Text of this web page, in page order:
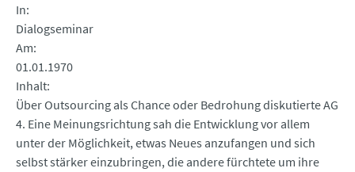
In
Dialogseminar
Am
01.01.1970
Inhalt
Über Outsourcing als Chance oder Bedrohung diskutierte AG
4. Eine Meinungsrichtung sah die Entwicklung vor allem
unter der Möglichkeit, etwas Neues anzufangen und sich
selbst stärker einzubringen, die andere fürchtete um ihre